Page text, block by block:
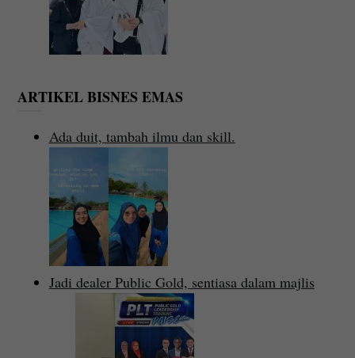
ARTIKEL BISNES EMAS
Ada duit, tambah ilmu dan skill.
Jadi dealer Public Gold, sentiasa dalam majlis